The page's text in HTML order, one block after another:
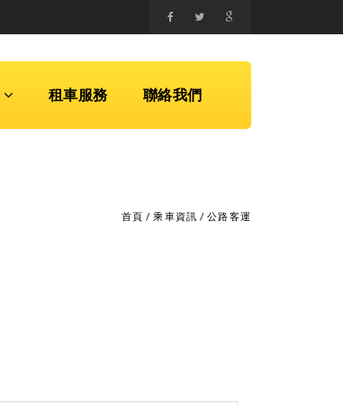
租車服務 聯絡我們
首頁 /乘車資訊 /公路客運